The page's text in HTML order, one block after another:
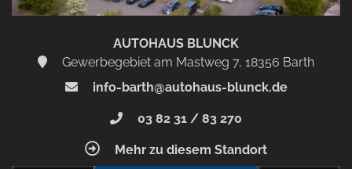
AUTOHAUS BLUNCK
Gewerbegebiet am Mastweg 7, 18356 Barth
info-barth@autohaus-blunck.de
03 82 31 / 83 270
Mehr zu diesem Standort